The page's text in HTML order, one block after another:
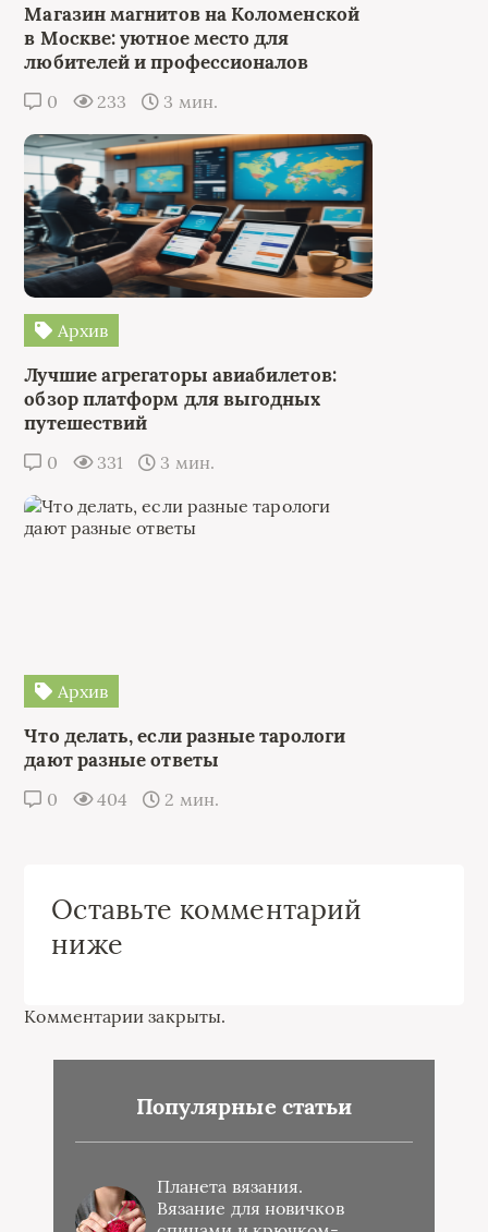
Магазин магнитов на Коломенской
в Москве: уютное место для
любителей и профессионалов
0 233 3 мин.
Архив
Лучшие агрегаторы авиабилетов:
обзор платформ для выгодных
путешествий
0 331 3 мин.
Архив
Что делать, если разные тарологи
дают разные ответы
0 404 2 мин.
Оставьте комментарий
ниже
Комментарии закрыты.
Популярные статьи
Планета вязания.
Вязание для новичков